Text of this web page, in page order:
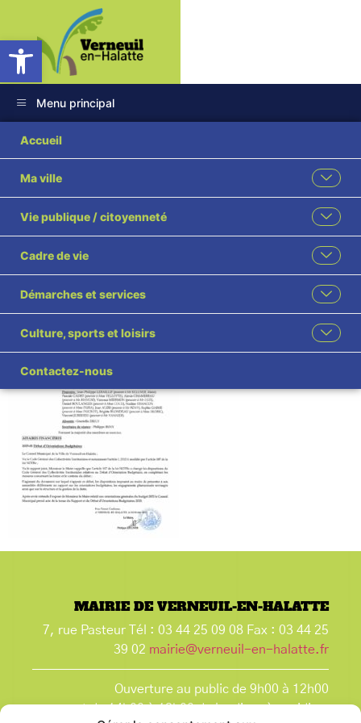
Ouvrir la barre d’outils
Menu principal
Accueil
Ma ville
Vie publique / citoyenneté
Cadre de vie
Démarches et services
Culture, sports et loisirs
Contactez-nous
2025 01 Débat
d’orientations
budgétaires 2025
visé
MAIRIE DE VERNEUIL-EN-HALATTE
7, rue Pasteur Tél : 03 44 25 09 08 Fax : 03 44 25
39 02 mairie@verneuil-en-halatte.fr
Ouverture au public de 9h00 à 12h00
et de 14h00 à 18h00 du lundi après-midi au